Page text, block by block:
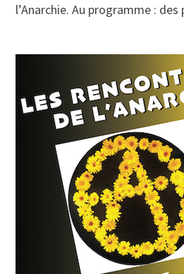
l’Anarchie. Au programme :